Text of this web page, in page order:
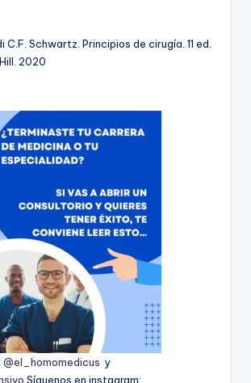
C.F. Schwartz. Principios de cirugía. 11 ed.
2020
@el_homomedicus y
Síguenos en instagram: